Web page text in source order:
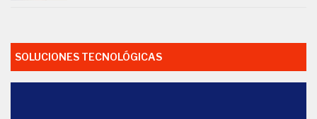
SOLUCIONES TECNOLÓGICAS